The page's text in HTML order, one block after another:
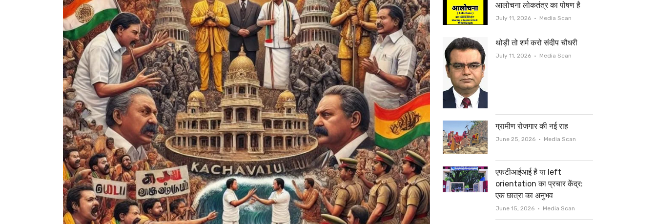
आलोचना लोकतंत्र का पोषण है
July 11, 2026 Author
Media Scan
थोड़ी तो शर्म करो संदीप चौधरी
July 11, 2026 Author
Media Scan
ग्रामीण रोजगार की नई राह
June 25, 2026 Author
Media Scan
एफटीआईआई है या left
orientation का प्रचार केंद्र:
एक छात्रा का अनुभव
June 15, 2026 Author
Media Scan